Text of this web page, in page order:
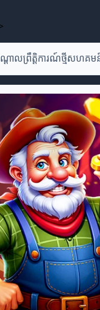
ណ្តាលព្រឹត្តិការណ៍ថ្មីសហគម